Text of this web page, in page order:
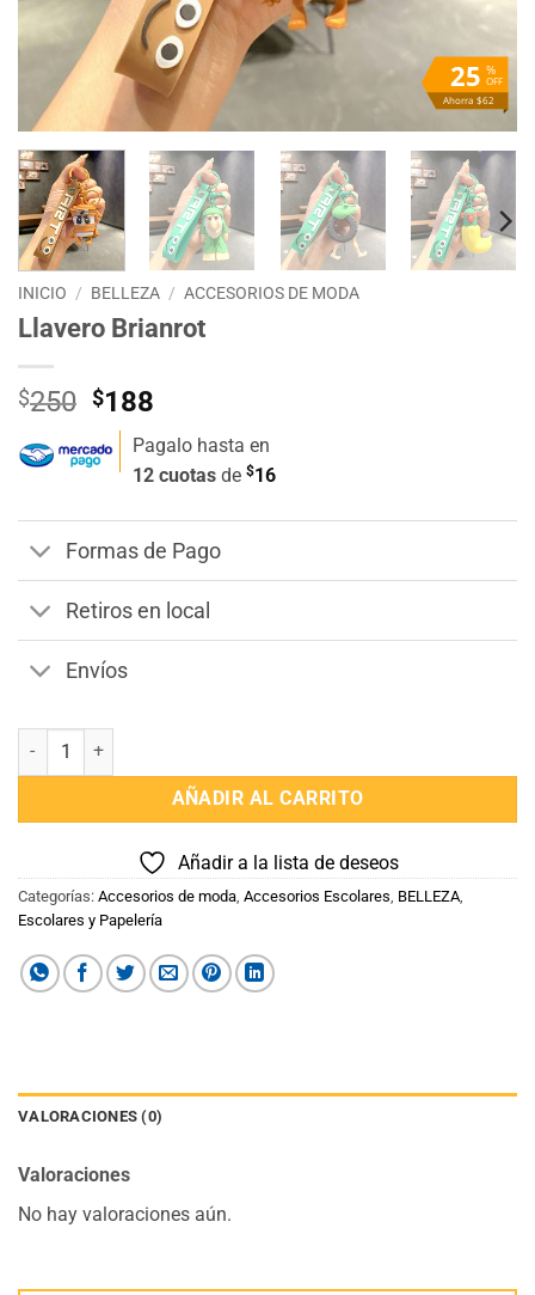
%
OFF
25
Ahorra $62
INICIO / BELLEZA / ACCESORIOS DE MODA
Llavero Brianrot
$250 El
precio
original
era:
$250.
$188
precio
actual
es:
$188.
Pagalo hasta en
12 cuotas de $16
Formas de Pago
Retiros en local
Envíos
Llavero Brianrot cantidad
AÑADIR AL CARRITO
Añadir a la lista de deseos
Categorías: Accesorios de moda Accesorios Escolares BELLEZA
Escolares y Papelería
VALORACIONES (0)
Valoraciones
No hay valoraciones aún.